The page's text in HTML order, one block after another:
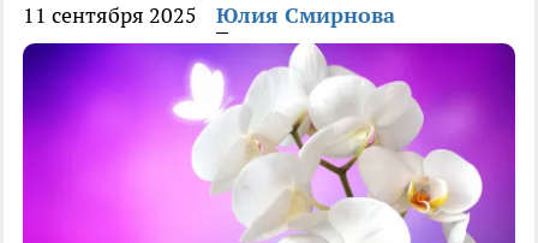
11 сентября 2025 Юлия Смирнова